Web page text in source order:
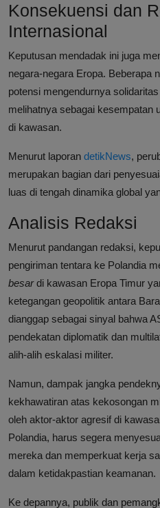
Konsekuensi dan
Internasional
Keputusan mendadak ini juga
negara-negara Eropa. Beberapa
potensi mengendurnya
melihatnya sebagai kesempatan
di kawasan.
Menurut laporan detikNews,
merupakan bagian dari
luas di tengah dinamika global
Analisis Redaksi
Menurut pandangan redaksi,
pengiriman tentara ke Polandia
besardi kawasan Eropa Timur
ketegangan geopolitik antara
dianggap sebagai sinyal bahwa
pendekatan diplomatik dan
alih-alih eskalasi militer.
Namun, dampak jangka
kekhawatiran atas kekosongan
oleh aktor-aktor agresif di
Polandia, harus segera
mereka dan memperkuat kerja
dalam ketidakpastian keamanan.
Ke depannya, publik dan